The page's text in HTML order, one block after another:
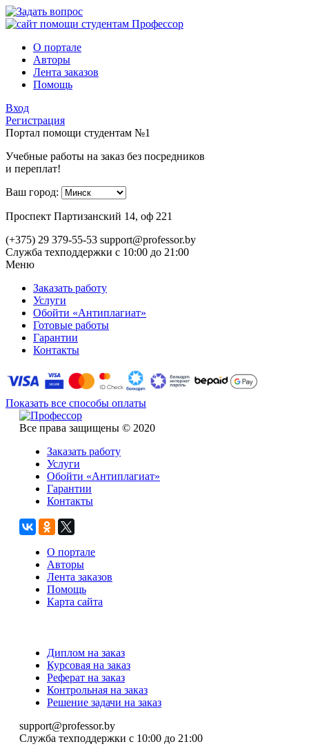
О портале
Авторы
Лента заказов
Помощь
Вход
Регистрация
Портал помощи студентам №1
Учебные работы на заказ без посредников
и переплат!
Ваш город:
Проспект Партизанский 14, оф 221
(+375) 29 379-55-53 support@professor.by
Служба техподдержки с 10:00 до 21:00
Меню
Заказать работу
Услуги
Обойти «Антиплагиат»
Готовые работы
Гарантии
Контакты
Показать все способы оплаты
Все права защищены © 2020
Заказать работу
Услуги
Обойти «Антиплагиат»
Гарантии
Контакты
О портале
Авторы
Лента заказов
Помощь
Карта сайта
Диплом на заказ
Курсовая на заказ
Реферат на заказ
Контрольная на заказ
Решение задачи на заказ
support@professor.by
Служба техподдержки с 10:00 до 21:00